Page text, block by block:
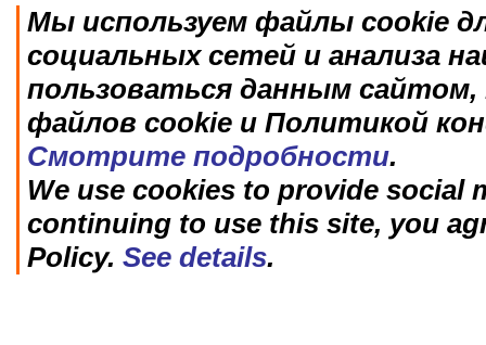
Мы используем файлы cookie
социальных сетей и анализа
пользоваться данным
файлов cookie и Политикой
Смотрите подробности.
We use cookies to provide social
continuing to use this site, you
Policy. See details.